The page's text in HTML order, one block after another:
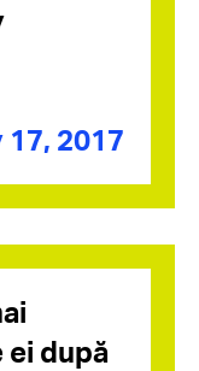
2017
ei după